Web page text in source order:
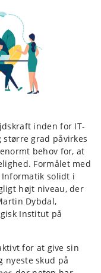
inden for IT-
grad påvirkes
behov for, at
Formålet med
solidt i
højt niveau, der
Dybdal,
Institut på
for at give sin
nyeste skud på